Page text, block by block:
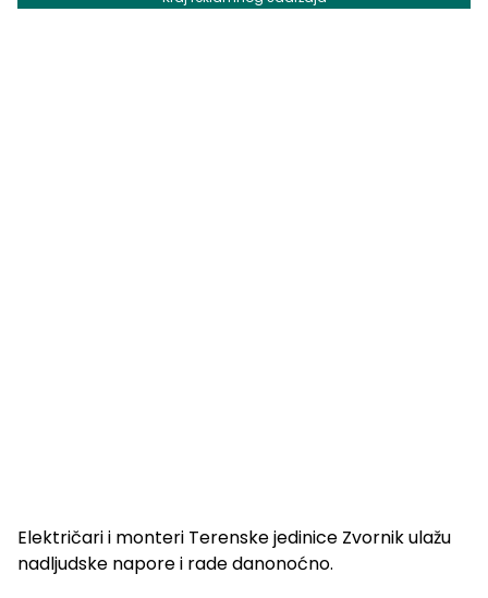
Električari i monteri Terenske jedinice Zvornik ulažu
nadljudske napore i rade danonoćno.